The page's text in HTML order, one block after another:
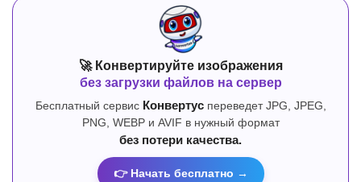
🚀 Конвертируйте изображения
без загрузки файлов на сервер
Бесплатный сервис Конвертуспереведет JPG, JPEG,
PNG, WEBP и AVIF в нужный формат
без потери качества.
👉 Начать бесплатно →